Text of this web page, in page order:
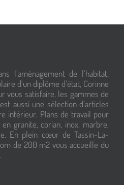
l’aménagement de l’habitat,
d’un diplôme d’état, Corinne
vous satisfaire, les gammes de
aussi une sélection d’articles
intérieur. Plans de travail pour
granite, corian, inox, marbre,
En plein cœur de Tassin-La-
de 200 m2 vous accueille du